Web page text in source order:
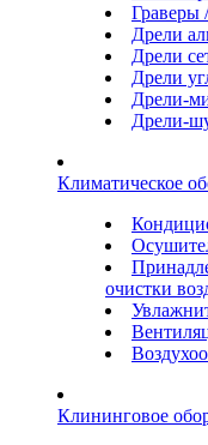
Дрели
Дрели
Дрели
Дрели-
Дрели-
Климатическое
очистки
Клининговое